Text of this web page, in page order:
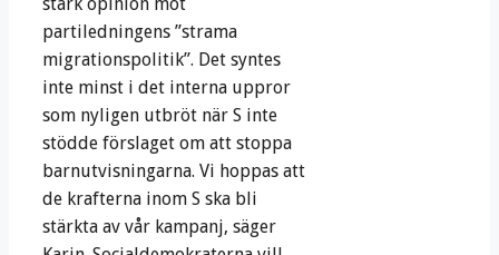
stark opinion mot
partiledningens ”strama
migrationspolitik”. Det syntes
inte minst i det interna uppror
som nyligen utbröt när S inte
stödde förslaget om att stoppa
barnutvisningarna. Vi hoppas att
de krafterna inom S ska bli
stärkta av vår kampanj, säger